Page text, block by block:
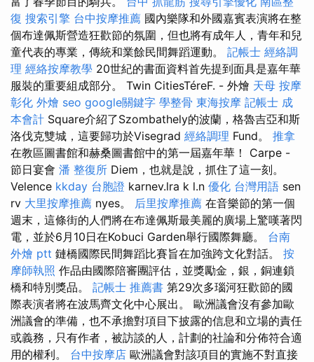
復 搜索引擎 台中按摩推薦 國內樂隊和外國嘉賓表演將在整
個布達佩斯營造狂歡節的氛圍，但也將有成年人，青年和兒
童代表的專業，傳統和業餘民間舞蹈運動。 記帳士 經絡調
理 經絡按摩教學 20世紀的書面資料首先提到面具是嘉年華
服裝的重要組成部分。 Twin CitiesTéreF. - 外燴 天母 按摩
彰化 外燴 seo google關鍵字 學整骨 東海按摩 記帳士 成
本會計 Square介紹了Szombathely的波蘭，格魯吉亞和斯
洛伐克雙城，這要歸功於Visegrad 經絡調理 Fund。 推拿
在教區圖書館和赫桑圖書館中的第一屆嘉年華！ Carpe -
節日宴會 潘 整復所 Diem，也就是說，抓住了這一刻。
Velence kkday 台胞證 karnev.lra k l.n 優化 台灣用語 sen
rv 大里按摩推薦 nyes。 后里按摩推薦 在音樂節的第一個
週末，這條街的人們將在布達佩斯最美麗的廣場上驚嘆著閃
電，並於6月10日在Kobuci Garden舉行國際舞廳。 台南
外燴 ptt 鏈橋國際民間舞蹈比賽旨在加強跨文化對話。 按
摩師執照 作品由國際陪審團評估，並獎勵金，銀，銅連鎖
橋和特別獎品。 記帳士 推薦書 第29次多瑙河狂歡節的國
際表演者將在波馬齊文化中心展出。 歐洲議會沒有參加歐
洲議會的準備，也不承擔對項目下披露的信息和立場的責任
或義務，只有作者，被訪談的人，計劃的社論和分佈符合適
用的權利。 台中按摩店 歐洲議會對該項目的實施不對直接